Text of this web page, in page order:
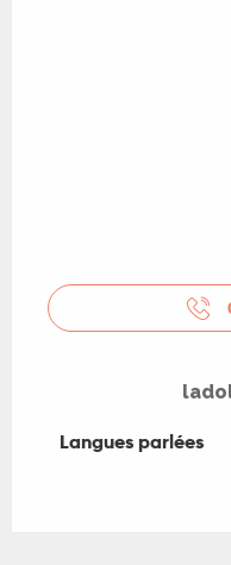
Langues parlées
Langues parlées